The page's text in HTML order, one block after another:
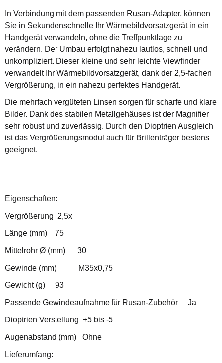
In Verbindung mit dem passenden Rusan-Adapter, können
Sie in Sekundenschnelle Ihr Wärmebildvorsatzgerät in ein
Handgerät verwandeln, ohne die Treffpunktlage zu
verändern. Der Umbau erfolgt nahezu lautlos, schnell und
unkompliziert. Dieser kleine und sehr leichte Viewfinder
verwandelt Ihr Wärmebildvorsatzgerät, dank der 2,5-fachen
Vergrößerung, in ein nahezu perfektes Handgerät.
Die mehrfach vergüteten Linsen sorgen für scharfe und klare
Bilder. Dank des stabilen Metallgehäuses ist der Magnifier
sehr robust und zuverlässig. Durch den Dioptrien Ausgleich
ist das Vergrößerungsmodul auch für Brillenträger bestens
geeignet.
Eigenschaften:
Vergrößerung 2,5x
Länge (mm) 75
Mittelrohr Ø (mm) 30
Gewinde (mm) M35x0,75
Gewicht (g) 93
Passende Gewindeaufnahme für Rusan-Zubehör Ja
Dioptrien Verstellung +5 bis -5
Augenabstand (mm) Ohne
Lieferumfang: